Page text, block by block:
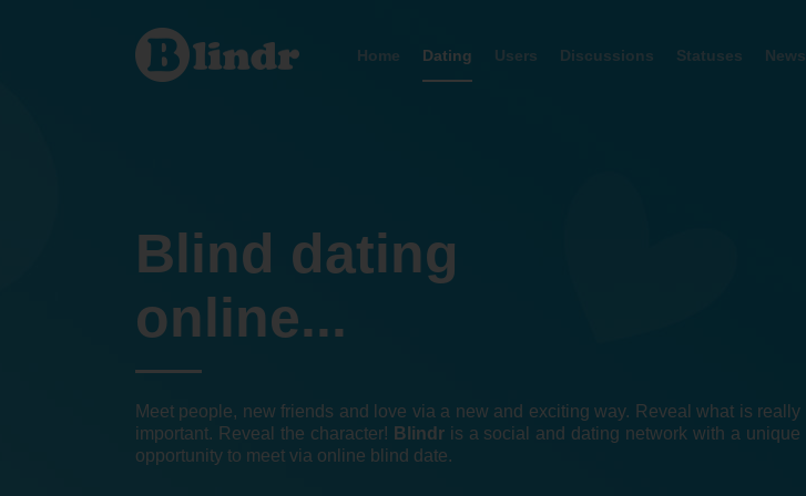
Olomouc
Home
Dating Users Discussions Statuses News
Blind dating
online...
Meet people, new friends and love via a new and exciting way. Reveal what is really
important. Reveal the character! Blindris a social and dating network with a unique
opportunity to meet via online blind date.